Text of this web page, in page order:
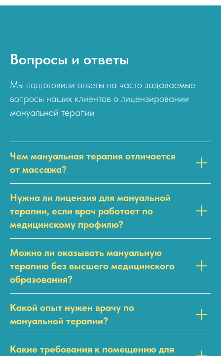
Вопросы и ответы
Мы подготовили ответы на часто задаваемые
вопросы наших клиентов о лицензировании
мануальной терапии
Чем мануальная терапия отличается
от массажа?
Нужна ли лицензия для мануальной
терапии, если врач работает по
медицинскому профилю?
Можно ли оказывать мануальную
терапию без высшего медицинского
образования?
Какой опыт нужен врачу по
мануальной терапии?
Какие требования к помещению для